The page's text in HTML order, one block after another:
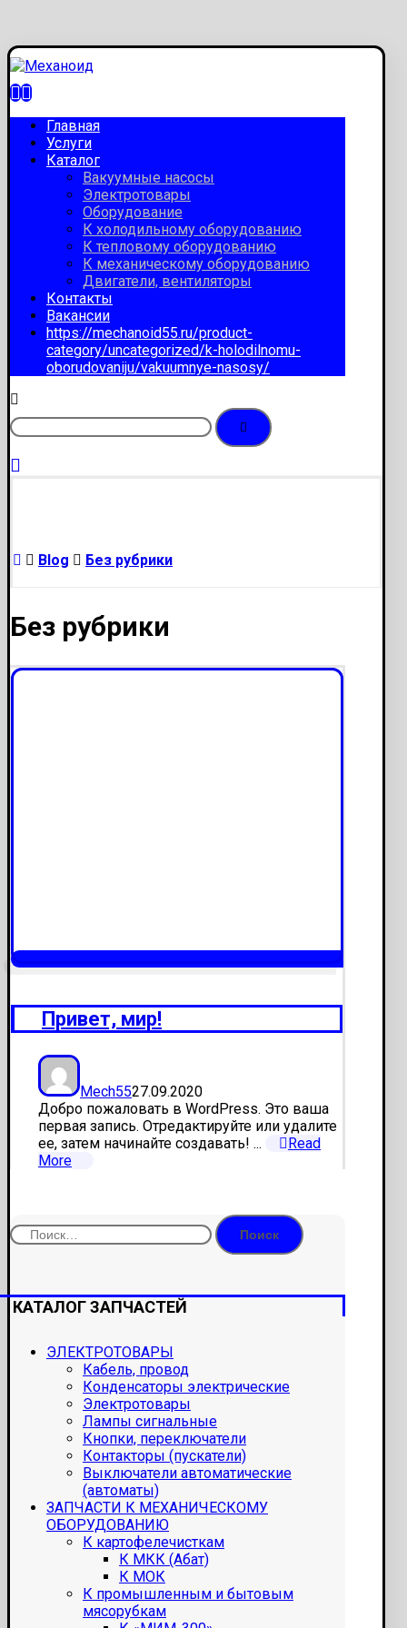
Главная
Услуги
Каталог
Вакуумные насосы
Электротовары
Оборудование
К холодильному оборудованию
К тепловому оборудованию
К механическому оборудованию
Двигатели, вентиляторы
Контакты
Вакансии
https://mechanoid55.ru/product-
category/uncategorized/k-holodilnomu-
oborudovaniju/vakuumnye-nasosy/
Blog Без рубрики
Без рубрики
Привет, мир!
Mech5527.09.2020
Добро пожаловать в WordPress. Это ваша
первая запись. Отредактируйте или удалите
ее, затем начинайте создавать! ...
Read
More
Найти:
КАТАЛОГ ЗАПЧАСТЕЙ
ЭЛЕКТРОТОВАРЫ
Кабель, провод
Конденсаторы электрические
Электротовары
Лампы сигнальные
Кнопки, переключатели
Контакторы (пускатели)
Выключатели автоматические
(автоматы)
ЗАПЧАСТИ К МЕХАНИЧЕСКОМУ
ОБОРУДОВАНИЮ
К картофелечисткам
К МКК (Абат)
К МОК
К промышленным и бытовым
мясорубкам